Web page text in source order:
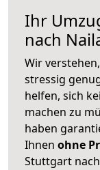
Ihr
nach
Wir
stressig
helfen, sich
machen zu
haben
Ihnen ohne
Stuttgart